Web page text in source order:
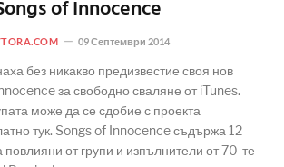
of Innocence
09 Септември 2014
без никакво предизвестие своя нов
за свободно сваляне от iTunes.
може да се сдобие с проекта
тук. Songs of Innocence съдържа 12
повлияни от групи и изпълнители от 70-те